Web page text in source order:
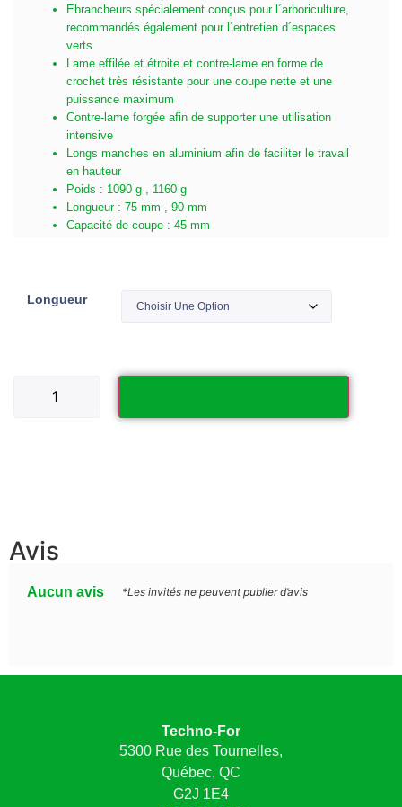
Ebrancheurs spécialement conçus pour l´arboriculture,
recommandés également pour l´entretien d´espaces
verts
Lame effilée et étroite et contre-lame en forme de
crochet très résistante pour une coupe nette et une
puissance maximum
Contre-lame forgée afin de supporter une utilisation
intensive
Longs manches en aluminium afin de faciliter le travail
en hauteur
Poids : 1090 g , 1160 g
Longueur : 75 mm , 90 mm
Capacité de coupe : 45 mm
Longueur
Avis
Aucun avis *Les invités ne peuvent publier d’avis
Techno-For
5300 Rue des Tournelles,
Québec, QC
G2J 1E4